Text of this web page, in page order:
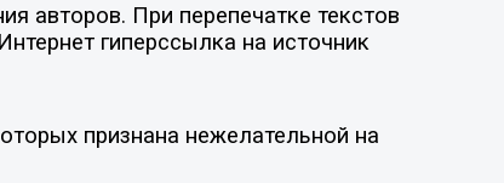
авторов. При перепечатке текстов
гиперссылка на источник
признана нежелательной на